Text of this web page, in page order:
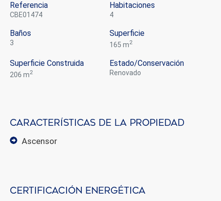
Referencia
CBE01474
Habitaciones
4
Baños
3
Superficie
165 m2
Superficie Construida
206 m2
Estado/conservación
renovado
Características de la propiedad
ascensor
Certificación energética